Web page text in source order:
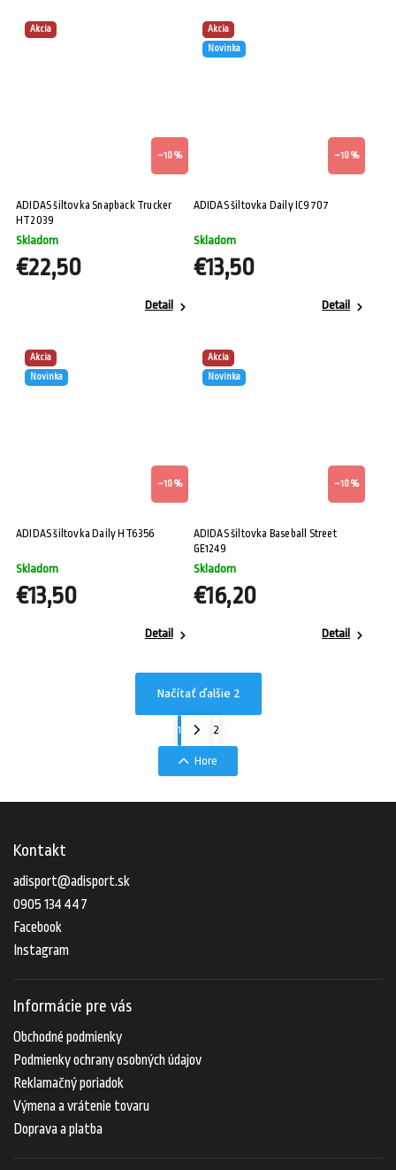
Akcia
–10 %
ADIDAS šiltovka Snapback Trucker
HT2039
Skladom
€22,50
Detail
Akcia
Novinka
–10 %
ADIDAS šiltovka Daily IC9707
Skladom
€13,50
Detail
Akcia
Novinka
–10 %
ADIDAS šiltovka Daily HT6356
Skladom
€13,50
Detail
Akcia
Novinka
–10 %
ADIDAS šiltovka Baseball Street
GE1249
Skladom
€16,20
Detail
Načítať ďalšie 2
1 2
Hore
Kontakt
adisport@adisport.sk
0905 134 447
Facebook
Instagram
Informácie pre vás
Obchodné podmienky
Podmienky ochrany osobných údajov
Reklamačný poriadok
Výmena a vrátenie tovaru
Doprava a platba